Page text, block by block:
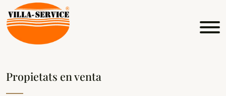
Propietats en venta